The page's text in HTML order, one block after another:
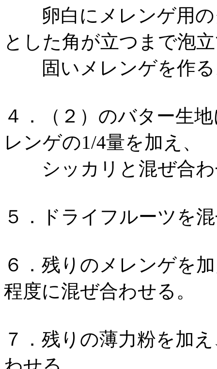
卵白にメレンゲ用の
とした角が立つまで泡
固いメレンゲを作
４．（２）のバター生
レンゲの1/4量を加え、
シッカリと混ぜ合わ
５．ドライフルーツを
６．残りのメレンゲを
程度に混ぜ合わせる。
７．残りの薄力粉を加